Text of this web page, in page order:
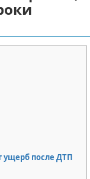
ущерб после ДТП